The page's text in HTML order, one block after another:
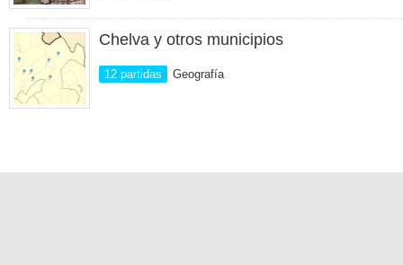
Chelva y otros municipios
12 partidas Geografía